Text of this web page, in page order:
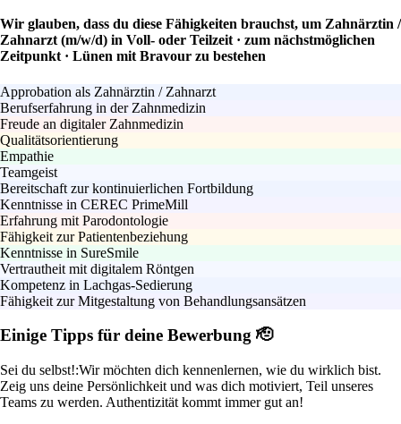
Wir glauben, dass du diese Fähigkeiten brauchst, um Zahnärztin /
Zahnarzt (m/w/d) in Voll- oder Teilzeit · zum nächstmöglichen
Zeitpunkt · Lünen mit Bravour zu bestehen
Approbation als Zahnärztin / Zahnarzt
Berufserfahrung in der Zahnmedizin
Freude an digitaler Zahnmedizin
Qualitätsorientierung
Empathie
Teamgeist
Bereitschaft zur kontinuierlichen Fortbildung
Kenntnisse in CEREC PrimeMill
Erfahrung mit Parodontologie
Fähigkeit zur Patientenbeziehung
Kenntnisse in SureSmile
Vertrautheit mit digitalem Röntgen
Kompetenz in Lachgas-Sedierung
Fähigkeit zur Mitgestaltung von Behandlungsansätzen
Einige Tipps für deine Bewerbung 🫡
Sei du selbst!:Wir möchten dich kennenlernen, wie du wirklich bist.
Zeig uns deine Persönlichkeit und was dich motiviert, Teil unseres
Teams zu werden. Authentizität kommt immer gut an!